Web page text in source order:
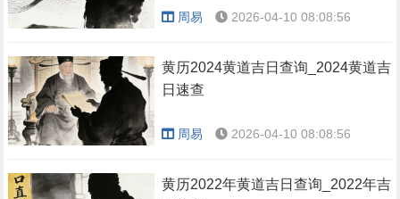
周易 2026-04-10 08:08:56
黄历2024黄道吉日查询_2024黄道吉
日速查
周易 2026-04-10 08:08:56
黄历2022年黄道吉日查询_2022年吉